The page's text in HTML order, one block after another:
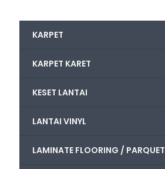
KARPET
KARPET KARET
KESET LANTAI
LANTAI VINYL
LAMINATE FLOORING / PARQUET